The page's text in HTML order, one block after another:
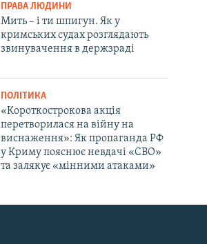
ПРАВА ЛЮДИНИ
Мить – і ти шпигун. Як у
кримських судах розглядають
звинувачення в держзраді
ПОЛІТИКА
«Короткострокова акція
перетворилася на війну на
виснаження»: Як пропаганда РФ
у Криму пояснює невдачі «СВО»
та залякує «мінними атаками»